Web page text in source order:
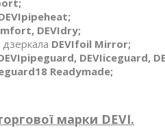
DEVIdry;
дзеркала DEVIfoil Mirror;
DEVIiceguard,
Readymade;
марки DEVI.